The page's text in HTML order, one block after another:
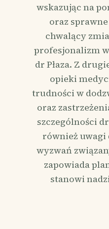
wskazując na
oraz
chwalący
profesjonalizm
dr Płaza. Z
opieki
trudności w
oraz
szczególności
również
wyzwań
zapowiada
stanowi